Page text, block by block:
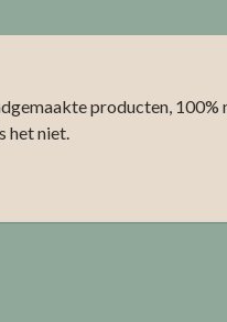
producten,
het niet.